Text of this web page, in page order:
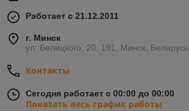
Работает с 21.12.2011
г. Минск
ул. Белецкого, 20, 191, Минск, Беларусь
Контакты
Сегодня работает с 00:00 до 00:00
Показать весь график работы